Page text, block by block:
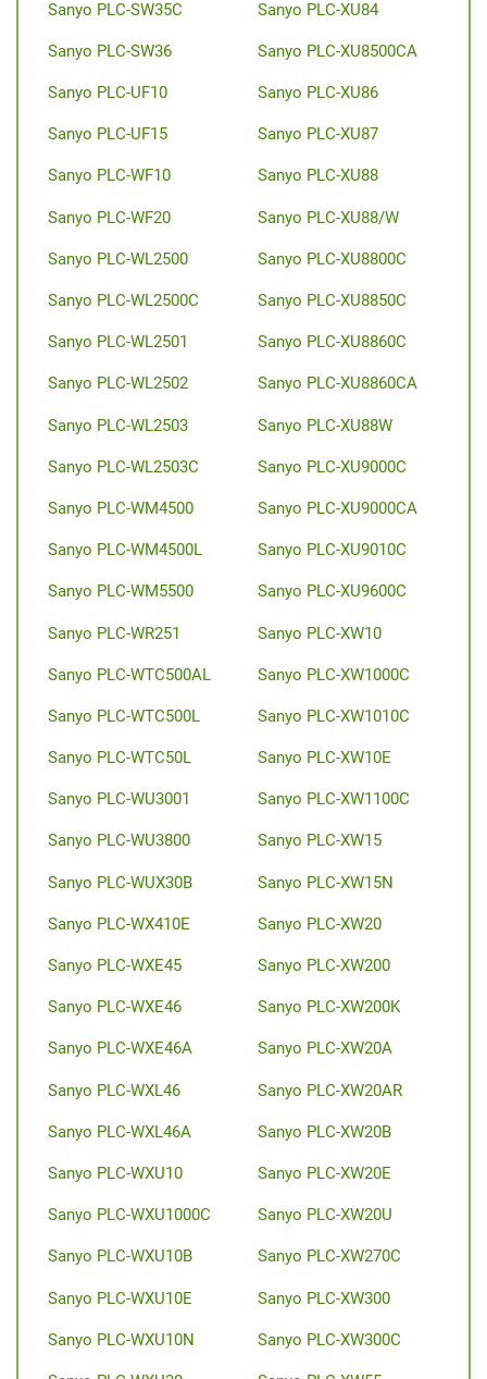
Sanyo PLC-SW35C
Sanyo PLC-SW36
Sanyo PLC-UF10
Sanyo PLC-UF15
Sanyo PLC-WF10
Sanyo PLC-WF20
Sanyo PLC-WL2500
Sanyo PLC-WL2500C
Sanyo PLC-WL2501
Sanyo PLC-WL2502
Sanyo PLC-WL2503
Sanyo PLC-WL2503C
Sanyo PLC-WM4500
Sanyo PLC-WM4500L
Sanyo PLC-WM5500
Sanyo PLC-WR251
Sanyo PLC-WTC500AL
Sanyo PLC-WTC500L
Sanyo PLC-WTC50L
Sanyo PLC-WU3001
Sanyo PLC-WU3800
Sanyo PLC-WUX30B
Sanyo PLC-WX410E
Sanyo PLC-WXE45
Sanyo PLC-WXE46
Sanyo PLC-WXE46A
Sanyo PLC-WXL46
Sanyo PLC-WXL46A
Sanyo PLC-WXU10
Sanyo PLC-WXU1000C
Sanyo PLC-WXU10B
Sanyo PLC-WXU10E
Sanyo PLC-WXU10N
Sanyo PLC-XU84
Sanyo PLC-XU8500CA
Sanyo PLC-XU86
Sanyo PLC-XU87
Sanyo PLC-XU88
Sanyo PLC-XU88/W
Sanyo PLC-XU8800C
Sanyo PLC-XU8850C
Sanyo PLC-XU8860C
Sanyo PLC-XU8860CA
Sanyo PLC-XU88W
Sanyo PLC-XU9000C
Sanyo PLC-XU9000CA
Sanyo PLC-XU9010C
Sanyo PLC-XU9600C
Sanyo PLC-XW10
Sanyo PLC-XW1000C
Sanyo PLC-XW1010C
Sanyo PLC-XW10E
Sanyo PLC-XW1100C
Sanyo PLC-XW15
Sanyo PLC-XW15N
Sanyo PLC-XW20
Sanyo PLC-XW200
Sanyo PLC-XW200K
Sanyo PLC-XW20A
Sanyo PLC-XW20AR
Sanyo PLC-XW20B
Sanyo PLC-XW20E
Sanyo PLC-XW20U
Sanyo PLC-XW270C
Sanyo PLC-XW300
Sanyo PLC-XW300C